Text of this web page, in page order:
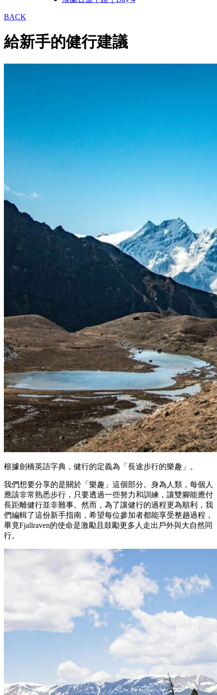
BACK
給新手的健行建議
根據劍橋英語字典，健行的定義為「長途步行的樂趣」。
我們想要分享的是關於「樂趣」這個部分。身為人類，每個人
應該非常熟悉步行，只要透過一些努力和訓練，讓雙腳能應付
長距離健行並非難事。然而，為了讓健行的過程更為順利，我
們編輯了這份新手指南，希望每位參加者都能享受整趟過程，
畢竟Fjallraven的使命是激勵且鼓勵更多人走出戶外與大自然同
行。